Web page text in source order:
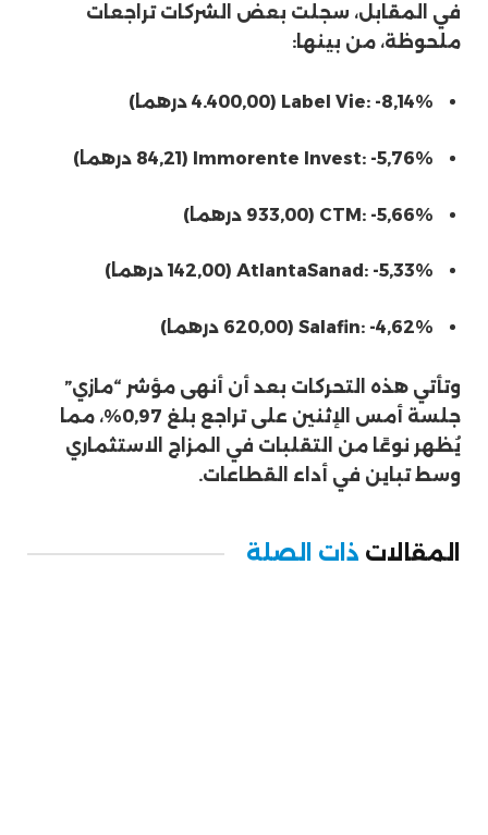
في المقابل، سجلت بعض الشركات تراجعات
ملحوظة، من بينها:
Label Vie: -8,14% (4.400,00 درهما)
Immorente Invest: -5,76% (84,21 درهما)
CTM: -5,66% (933,00 درهما)
AtlantaSanad: -5,33% (142,00 درهما)
Salafin: -4,62% (620,00 درهما)
وتأتي هذه التحركات بعد أن أنهى مؤشر “مازي”
جلسة أمس الإثنين على تراجع بلغ 0,97%، مما
يُظهر نوعًا من التقلبات في المزاج الاستثماري
وسط تباين في أداء القطاعات.
المقالات ذات الصلة